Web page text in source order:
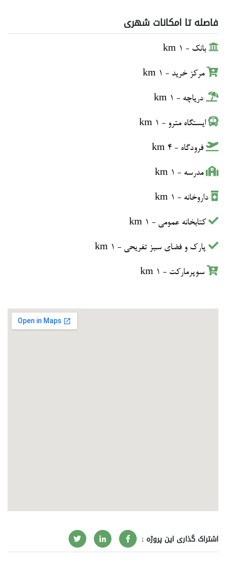
فاصله تا امکانات شهری
بانک - 1 km
مرکز خرید - 1 km
دریاچه - 1 km
ایستگاه مترو - 1 km
فرودگاه - 4 km
مدرسه - 1 km
داروخانه - 1 km
کتابخانه عمومی - 1 km
پارک و فضای سبز تفریحی - 1 km
سوپرمارکت - 1 km
اشتراک گذاری این پروژه :